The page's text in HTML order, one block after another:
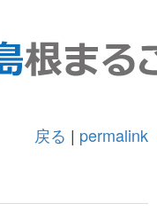
戻る | permalink